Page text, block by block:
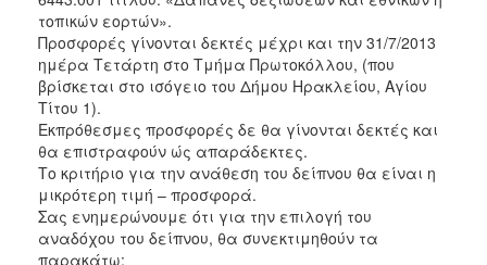
τοπικών εορτών».
Προσφορές γίνονται δεκτές μέχρι και την 31/7/2013
ημέρα Τετάρτη στο Τμήμα Πρωτοκόλλου, (που
βρίσκεται στο ισόγειο του Δήμου Ηρακλείου, Αγίου
Τίτου 1).
Εκπρόθεσμες προσφορές δε θα γίνονται δεκτές και
θα επιστραφούν ώς απαράδεκτες.
Το κριτήριο για την ανάθεση του δείπνου θα είναι η
μικρότερη τιμή – προσφορά.
Σας ενημερώνουμε ότι για την επιλογή του
αναδόχου του δείπνου, θα συνεκτιμηθούν τα
παρακάτω: